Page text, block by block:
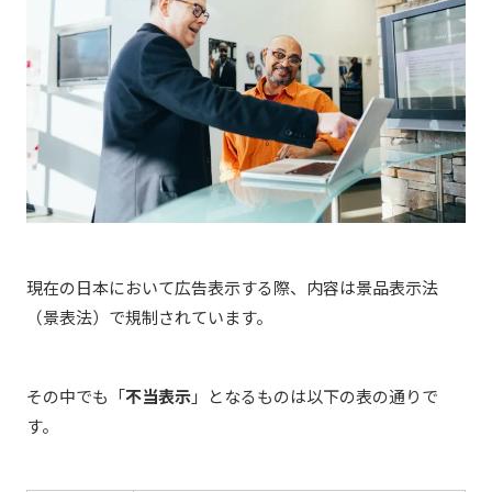
現在の日本において広告表示する際、内容は景品表示法
（景表法）で規制されています。
その中でも「不当表示」となるものは以下の表の通りで
す。